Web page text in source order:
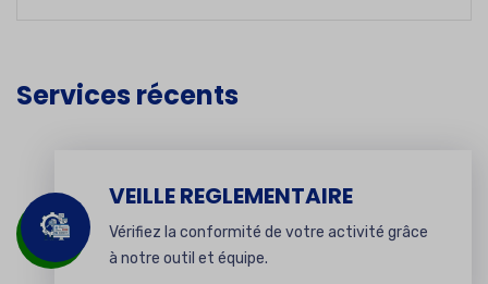
Services récents
VEILLE REGLEMENTAIRE
Vérifiez la conformité de votre activité grâce
à notre outil et équipe.